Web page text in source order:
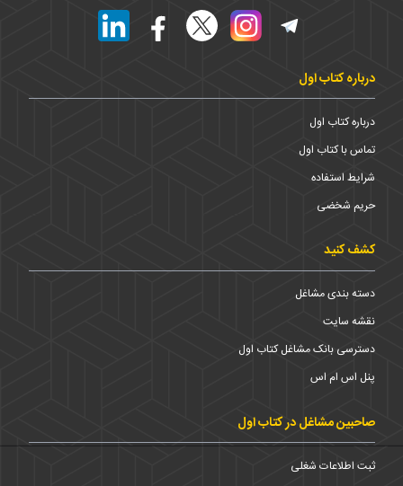
درباره کتاب اول
درباره کتاب اول
تماس با کتاب اول
شرایط استفاده
حریم شخضی
کشف کنید
دسته بندی مشاغل
نقشه سایت
دسترسی بانک مشاغل کتاب اول
پنل اس ام اس
صاحبین مشاغل در کتاب اول
ثبت اطلاعات شغلی